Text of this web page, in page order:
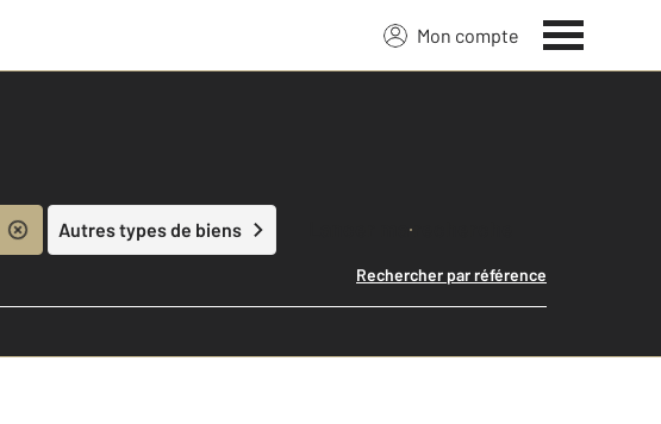
Mon compte
Autres types de biens Lancer ma recherche
Rechercher par référence